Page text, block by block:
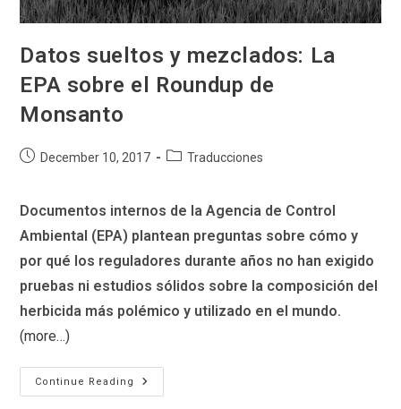
Datos sueltos y mezclados: La
EPA sobre el Roundup de
Monsanto
PostDecember 10, 2017
PostTraducciones
Documentos internos de la Agencia de Control
Ambiental (EPA) plantean preguntas sobre cómo y
por qué los reguladores durante años no han exigido
pruebas ni estudios sólidos sobre la composición del
herbicida más polémico y utilizado en el mundo.
(more…)
Continue Reading
Datos
Sueltos